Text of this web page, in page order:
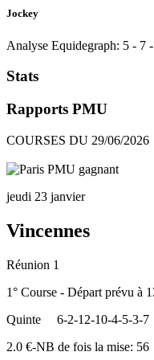
Jockey
Analyse Equidegraph: 5 - 7 -
Stats
Rapports PMU
COURSES DU 29/06/2026
jeudi 23 janvier
Vincennes
Réunion 1
1° Course - Départ prévu à
Quinte
6-2-12-10-4-5-3-7
2.0 €-NB de fois la mise: 56